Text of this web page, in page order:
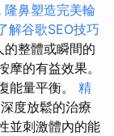
隆鼻塑造完美輪
解谷歌SEO技巧
的整體或瞬間的
的有益效果。
能量平衡。 精
度放鬆的治療
並刺激體內的能